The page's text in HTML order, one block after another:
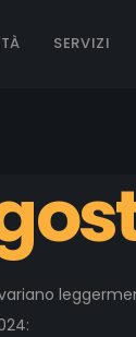
SERVIZI